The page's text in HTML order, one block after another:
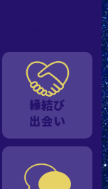
縁結び
出会い